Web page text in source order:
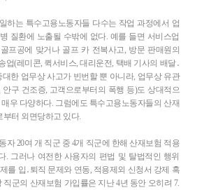
하는 특수고용노동자들 다수는 작업 과정에서 업
질환에 노출될 수밖에 없다. 예를 들면 서비스업
프공에 맞거나 골프 카 전복사고, 방문 판매원의
업(레미콘, 퀵서비스, 대리운전, 택배 기사의 배달․
한 업무상 사고가 빈번할 뿐 아니라, 업무상 유관
안구 건조증, 고객으로부터의 폭행 등)도 상대적으
우 다양하다. 그럼에도 특수고용노동자들의 산재
터 외면당하고 있다.
자 20여 개 직군 중 4개 직군에 한해 산재보험 적용
. 그러나 여전한 사용자의 편법 및 탈법적인 행위
를 입․퇴직 문제와 연동, 적용제외 신청서 강제 혹
직군의 산재보험 가입률은 지난 4년 동안 오히려 7.